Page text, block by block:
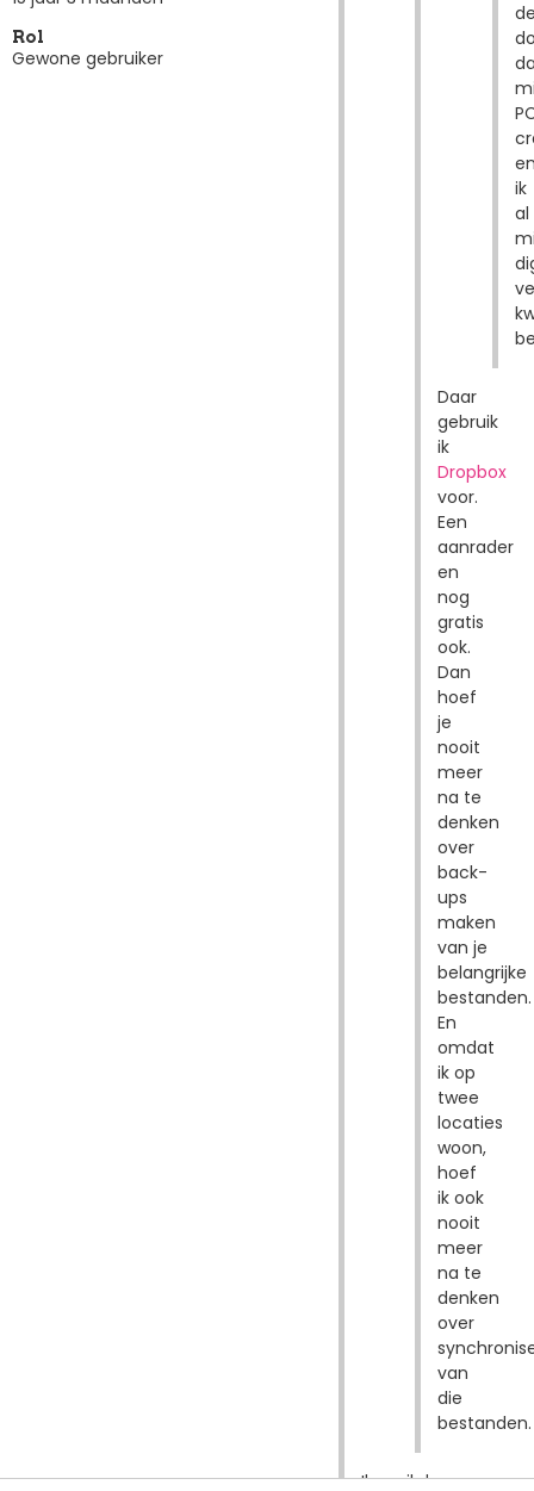
Rol
Gewone gebruiker
ik
al
Daar
gebruik
ik
Dropbox
voor.
Een
aanrader
en
nog
gratis
ook.
Dan
hoef
je
nooit
meer
na te
denken
over
back-
ups
maken
van je
belangrijke
bestanden.
En
omdat
ik op
twee
locaties
woon,
hoef
ik ook
nooit
meer
na te
denken
over
van
die
bestanden.
Ik mail de